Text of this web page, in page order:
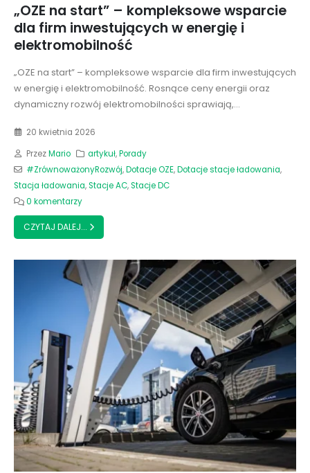
„OZE na start” – kompleksowe wsparcie
dla firm inwestujących w energię i
elektromobilność
„OZE na start” – kompleksowe wsparcie dla firm inwestujących
w energię i elektromobilność. Rosnące ceny energii oraz
dynamiczny rozwój elektromobilności sprawiają,...
20 kwietnia 2026
PrzezMario artykuł,Porady
#ZrównoważonyRozwój,Dotacje OZE,Dotacje stacje ładowania,
Stacja ładowania,Stacje AC,Stacje DC
0 komentarzy
CZYTAJ DALEJ...